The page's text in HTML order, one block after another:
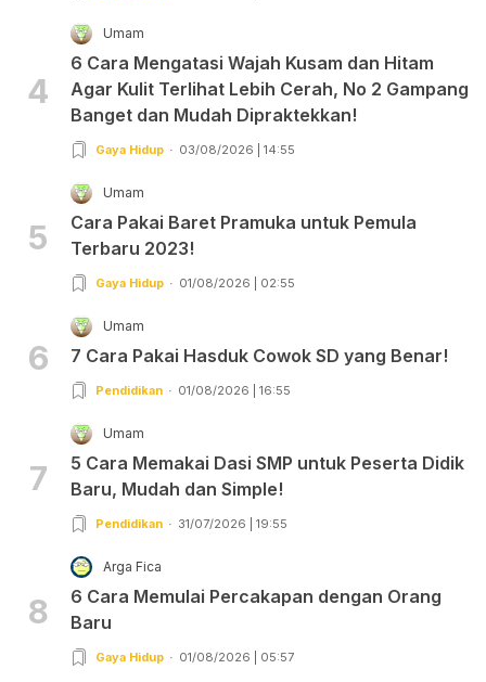
4
Umam
6 Cara Mengatasi Wajah Kusam dan Hitam
Agar Kulit Terlihat Lebih Cerah, No 2 Gampang
Banget dan Mudah Dipraktekkan!
Gaya Hidup 03/08/2026 | 14:55
5
Umam
Cara Pakai Baret Pramuka untuk Pemula
Terbaru 2023!
Gaya Hidup 01/08/2026 | 02:55
6
Umam
7 Cara Pakai Hasduk Cowok SD yang Benar!
Pendidikan 01/08/2026 | 16:55
7
Umam
5 Cara Memakai Dasi SMP untuk Peserta Didik
Baru, Mudah dan Simple!
Pendidikan 31/07/2026 | 19:55
8
Arga Fica
6 Cara Memulai Percakapan dengan Orang
Baru
Gaya Hidup 01/08/2026 | 05:57